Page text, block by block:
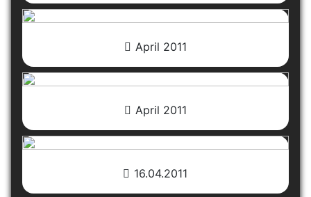
April 2011
April 2011
16.04.2011